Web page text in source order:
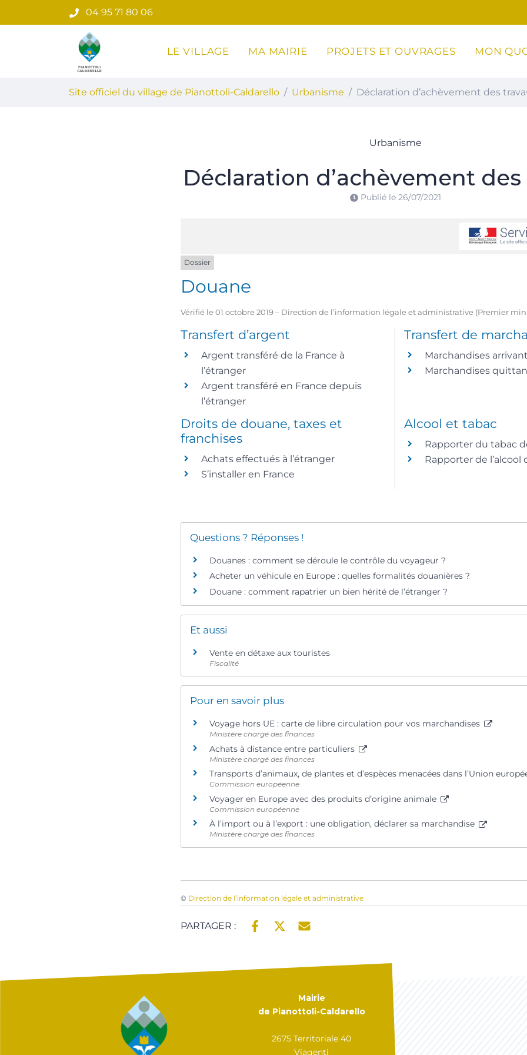
au
04 95 71 80 06
Site officiel du village de Pianottoli-Caldarello
LE VILLAGE MA MAIRIE PROJETS ET OUVRAGES MON
Site officiel du village de Pianottoli-Caldarello Urbanisme Déclaration d’achèvement des
Urbanisme
Déclaration d’achèvement
Publié le 26/07/2021
Dossier
Douane
Vérifié le 01 octobre 2019 – Direction de l’information légale et administrative (Premier
Transfert d’argent
Argent transféré de la France à
l’étranger
Argent transféré en France depuis
l’étranger
Transfert de
Marchandises
Marchandises
Droits de douane, taxes et
franchises
Achats effectués à l’étranger
S’installer en France
Alcool et tabac
Rapporter du tabac
Rapporter de l’alcool
Questions ? Réponses !
Douanes : comment se déroule le contrôle du voyageur ?
Acheter un véhicule en Europe : quelles formalités douanières ?
Douane : comment rapatrier un bien hérité de l’étranger ?
Et aussi
Vente en détaxe aux touristes
Fiscalité
Pour en savoir plus
Voyage hors UE : carte de libre circulation pour vos marchandises
Ministère chargé des finances
Achats à distance entre particuliers
Ministère chargé des finances
Transports d’animaux, de plantes et d’espèces menacées dans l’Union
Commission européenne
Voyager en Europe avec des produits d’origine animale
Commission européenne
À l’import ou à l’export : une obligation, déclarer sa marchandise
Ministère chargé des finances
© Direction de l’information légale et administrative
PARTAGER :
Mairie
de Pianottoli-Caldarello
2675 Territoriale 40
Viagenti